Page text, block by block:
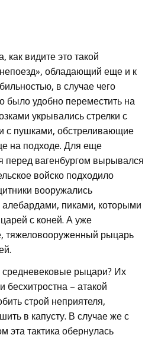
как видите это такой
обладающий еще и к
в случае чего
было удобно переместить на
укрывались стрелки с
с пушками, обстреливающие
на подходе. Для еще
перед вагенбургом вырывался
войско подходило
вооружались
пиками, которыми
с коней. А уже
тяжеловооруженный рыцарь
средневековые рыцари? Их
бесхитростна – атакой
строй неприятеля,
в капусту. В случае же с
эта тактика обернулась